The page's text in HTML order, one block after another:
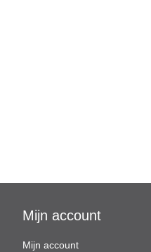
Mijn account
Mijn account